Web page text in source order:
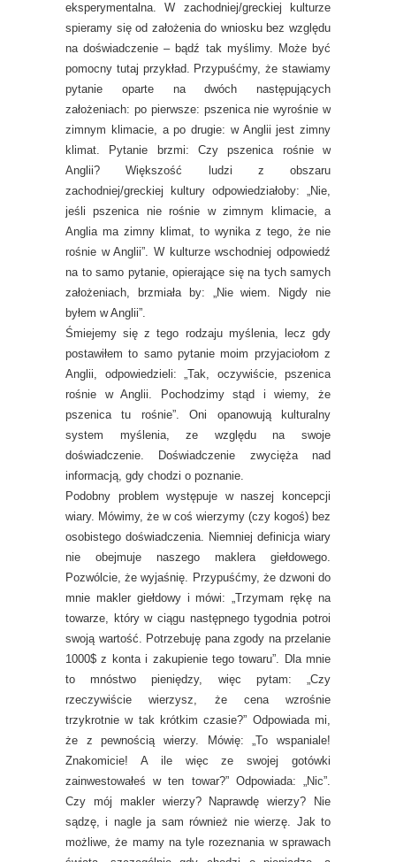
eksperymentalna. W zachodniej/greckiej kulturze
spieramy się od założenia do wniosku bez względu
na doświadczenie – bądź tak myślimy. Może być
pomocny tutaj przykład. Przypuśćmy, że stawiamy
pytanie oparte na dwóch następujących
założeniach: po pierwsze: pszenica nie wyrośnie w
zimnym klimacie, a po drugie: w Anglii jest zimny
klimat. Pytanie brzmi: Czy pszenica rośnie w
Anglii? Większość ludzi z obszaru
zachodniej/greckiej kultury odpowiedziałoby: „Nie,
jeśli pszenica nie rośnie w zimnym klimacie, a
Anglia ma zimny klimat, to wynika z tego, że nie
rośnie w Anglii”. W kulturze wschodniej odpowiedź
na to samo pytanie, opierające się na tych samych
założeniach, brzmiała by: „Nie wiem. Nigdy nie
byłem w Anglii”.
Śmiejemy się z tego rodzaju myślenia, lecz gdy
postawiłem to samo pytanie moim przyjaciołom z
Anglii, odpowiedzieli: „Tak, oczywiście, pszenica
rośnie w Anglii. Pochodzimy stąd i wiemy, że
pszenica tu rośnie”. Oni opanowują kulturalny
system myślenia, ze względu na swoje
doświadczenie. Doświadczenie zwycięża nad
informacją, gdy chodzi o poznanie.
Podobny problem występuje w naszej koncepcji
wiary. Mówimy, że w coś wierzymy (czy kogoś) bez
osobistego doświadczenia. Niemniej definicja wiary
nie obejmuje naszego maklera giełdowego.
Pozwólcie, że wyjaśnię. Przypuśćmy, że dzwoni do
mnie makler giełdowy i mówi: „Trzymam rękę na
towarze, który w ciągu następnego tygodnia potroi
swoją wartość. Potrzebuję pana zgody na przelanie
1000$ z konta i zakupienie tego towaru”. Dla mnie
to mnóstwo pieniędzy, więc pytam: „Czy
rzeczywiście wierzysz, że cena wzrośnie
trzykrotnie w tak krótkim czasie?” Odpowiada mi,
że z pewnością wierzy. Mówię: „To wspaniale!
Znakomicie! A ile więc ze swojej gotówki
zainwestowałeś w ten towar?” Odpowiada: „Nic”.
Czy mój makler wierzy? Naprawdę wierzy? Nie
sądzę, i nagle ja sam również nie wierzę. Jak to
możliwe, że mamy na tyle rozeznania w sprawach